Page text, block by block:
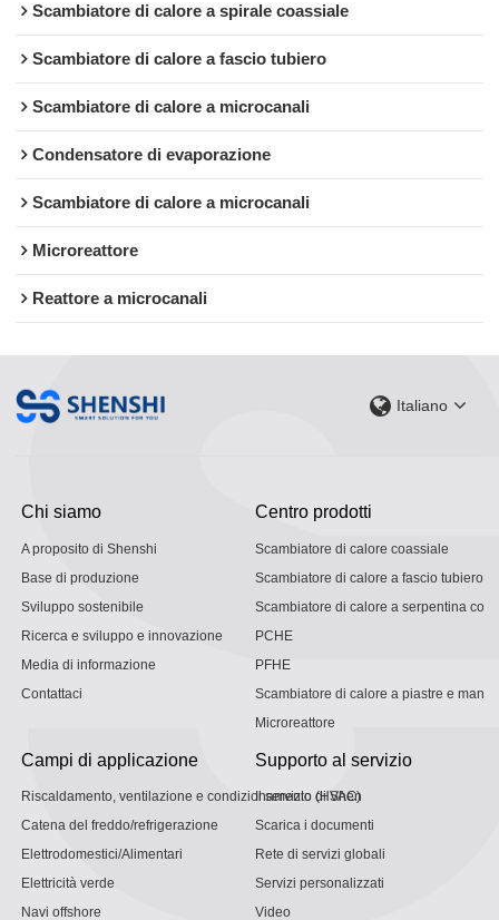
Scambiatore di calore a spirale coassiale
Scambiatore di calore a fascio tubiero
Scambiatore di calore a microcanali
Condensatore di evaporazione
Scambiatore di calore a microcanali
Microreattore
Reattore a microcanali
Italiano
Chi siamo
A proposito di Shenshi
Base di produzione
Sviluppo sostenibile
Ricerca e sviluppo e innovazione
Media di informazione
Contattaci
Centro prodotti
Scambiatore di calore coassiale
Scambiatore di calore a fascio tubiero
Scambiatore di calore a serpentina con
PCHE
PFHE
Scambiatore di calore a piastre e
Microreattore
Campi di applicazione
Riscaldamento, ventilazione e condizionamento (HVAC)
Catena del freddo/refrigerazione
Elettrodomestici/Alimentari
Elettricità verde
Navi offshore
Supporto al servizio
Il servizio di Shen
Scarica i documenti
Rete di servizi globali
Servizi personalizzati
Video